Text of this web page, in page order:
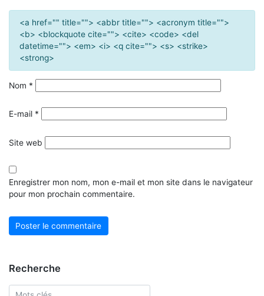
<a href="" title=""> <abbr title=""> <acronym title="">
<b> <blockquote cite=""> <cite> <code> <del
datetime=""> <em> <i> <q cite=""> <s> <strike>
<strong>
Nom *
E-mail *
Site web
Enregistrer mon nom, mon e-mail et mon site dans le navigateur
pour mon prochain commentaire.
Recherche